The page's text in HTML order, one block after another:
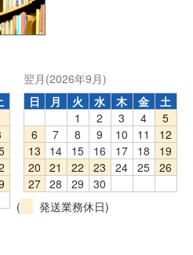
翌月(2026年9月)
日
月 火 水 木 金
土
1
2 3 4
5
6
7 8 9 10 11
12
13
14 15 16 17 18
19
20
21 22 23 24 25
26
27 28 29
30
(
発送業務休日)